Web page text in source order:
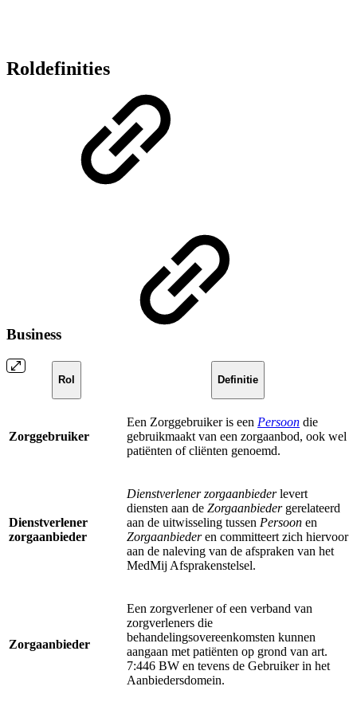
Roldefinities
Business
Rol Definitie
Zorggebruiker
Een Zorggebruiker is een Persoon die
gebruikmaakt van een zorgaanbod, ook wel
patiënten of cliënten genoemd.
Dienstverlener
zorgaanbieder
Dienstverlener zorgaanbiederlevert
diensten aan de Zorgaanbiedergerelateerd
aan de uitwisseling tussen Persoon en
Zorgaanbiederen committeert zich hiervoor
aan de naleving van de afspraken van het
MedMij Afsprakenstelsel.
Zorgaanbieder
Een zorgverlener of een verband van
zorgverleners die
behandelingsovereenkomsten kunnen
aangaan met patiënten op grond van art.
7:446 BW en tevens de Gebruiker in het
Aanbiedersdomein.